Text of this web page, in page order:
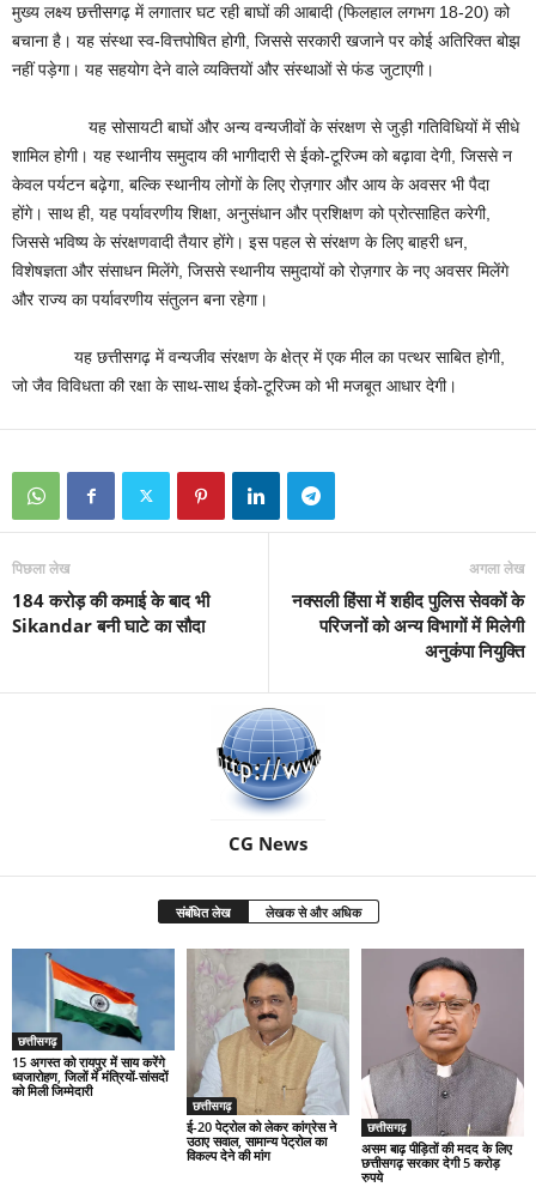
मुख्य लक्ष्य छत्तीसगढ़ में लगातार घट रही बाघों की आबादी (फिलहाल लगभग 18-20) को
बचाना है। यह संस्था स्व-वित्तपोषित होगी, जिससे सरकारी खजाने पर कोई अतिरिक्त बोझ
नहीं पड़ेगा। यह सहयोग देने वाले व्यक्तियों और संस्थाओं से फंड जुटाएगी।
यह सोसायटी बाघों और अन्य वन्यजीवों के संरक्षण से जुड़ी गतिविधियों में सीधे
शामिल होगी। यह स्थानीय समुदाय की भागीदारी से ईको-टूरिज्म को बढ़ावा देगी, जिससे न
केवल पर्यटन बढ़ेगा, बल्कि स्थानीय लोगों के लिए रोज़गार और आय के अवसर भी पैदा
होंगे। साथ ही, यह पर्यावरणीय शिक्षा, अनुसंधान और प्रशिक्षण को प्रोत्साहित करेगी,
जिससे भविष्य के संरक्षणवादी तैयार होंगे। इस पहल से संरक्षण के लिए बाहरी धन,
विशेषज्ञता और संसाधन मिलेंगे, जिससे स्थानीय समुदायों को रोज़गार के नए अवसर मिलेंगे
और राज्य का पर्यावरणीय संतुलन बना रहेगा।
यह छत्तीसगढ़ में वन्यजीव संरक्षण के क्षेत्र में एक मील का पत्थर साबित होगी,
जो जैव विविधता की रक्षा के साथ-साथ ईको-टूरिज्म को भी मजबूत आधार देगी।
पिछला लेख
184 करोड़ की कमाई के बाद भी
Sikandar बनी घाटे का सौदा
अगला लेख
नक्सली हिंसा में शहीद पुलिस सेवकों के
परिजनों को अन्य विभागों में मिलेगी
अनुकंपा नियुक्ति
CG News
संबंधित लेख लेखक से और अधिक
छत्तीसगढ़
15 अगस्त को रायपुर में साय करेंगे
ध्वजारोहण, जिलों में मंत्रियों-सांसदों
को मिली जिम्मेदारी
छत्तीसगढ़
ई-20 पेट्रोल को लेकर कांग्रेस ने
उठाए सवाल, सामान्य पेट्रोल का
विकल्प देने की मांग
छत्तीसगढ़
असम बाढ़ पीड़ितों की मदद के लिए
छत्तीसगढ़ सरकार देगी 5 करोड़
रुपये